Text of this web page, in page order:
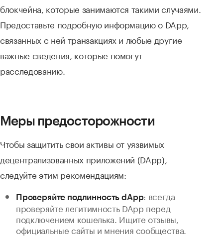
блокчейна, которые занимаются такими случаями.
Предоставьте подробную информацию о DApp,
связанных с ней транзакциях и любые другие
важные сведения, которые помогут
расследованию.
Меры предосторожности
Чтобы защитить свои активы от уязвимых
децентрализованных приложений (DApp),
следуйте этим рекомендациям:
Проверяйте подлинность dApp: всегда
проверяйте легитимность DApp перед
подключением кошелька. Ищите отзывы,
официальные сайты и мнения сообщества.